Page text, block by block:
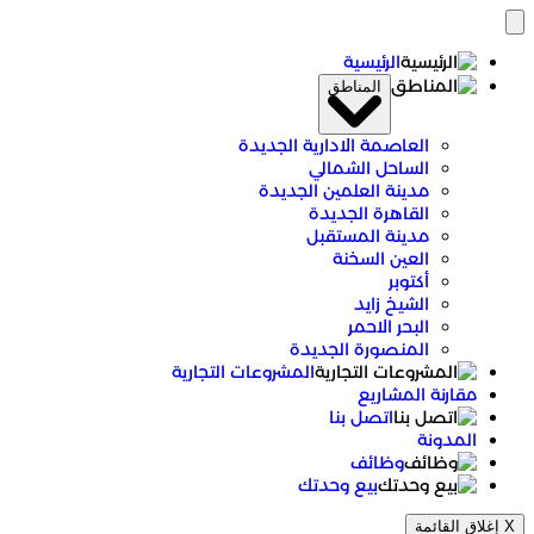
الرئيسية
المناطق
العاصمة الادارية الجديدة
الساحل الشمالي
مدينة العلمين الجديدة
القاهرة الجديدة
مدينة المستقبل
العين السخنة
أكتوبر
الشيخ زايد
البحر الاحمر
المنصورة الجديدة
المشروعات التجارية
مقارنة المشاريع
اتصل بنا
المدونة
وظائف
بيع وحدتك
X إغلاق القائمة